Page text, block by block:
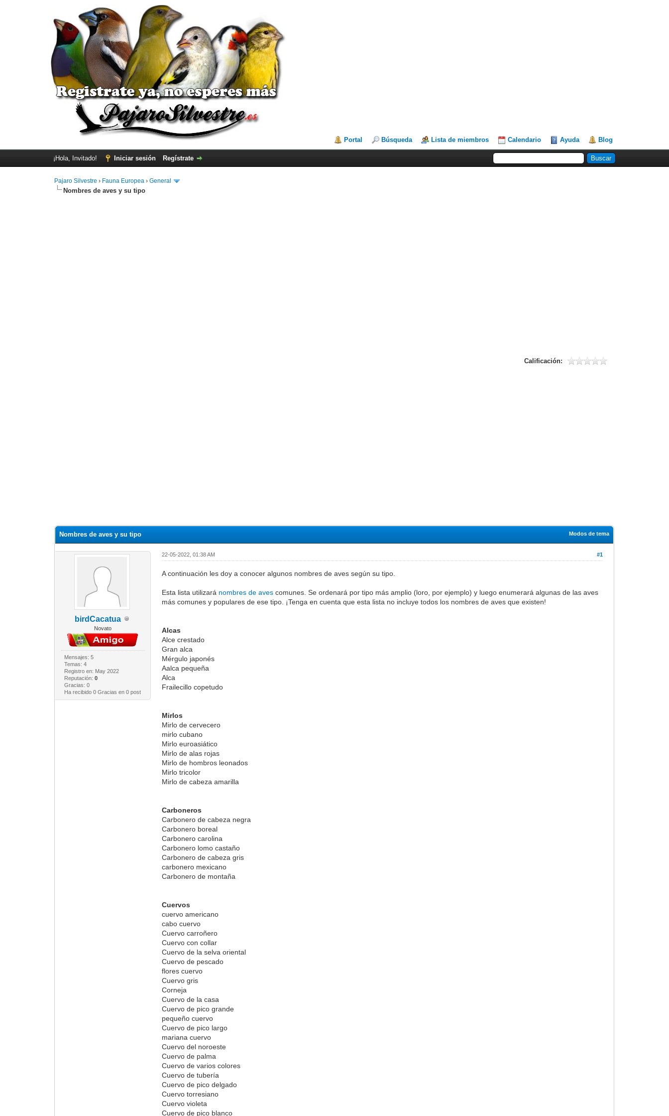
Portal Búsqueda Lista de miembros Calendario Ayuda Blog
¡Hola, Invitado! Iniciar sesión Regístrate
Pajaro Silvestre › Fauna Europea ›General
Nombres de aves y su tipo
Calificación:
Modos de tema
Nombres de aves y su tipo
birdCacatua
Novato
Mensajes: 5
Temas: 4
Registro en: May 2022
Reputación: 0
Gracias: 0
Ha recibido 0 Gracias en 0 post
#1
22-05-2022, 01:38 AM
A continuación les doy a conocer algunos nombres de aves según su tipo.
Esta lista utilizará nombres de aves comunes. Se ordenará por tipo más amplio (loro, por ejemplo) y luego enumerará algunas de las aves
más comunes y populares de ese tipo. ¡Tenga en cuenta que esta lista no incluye todos los nombres de aves que existen!
Alcas
Alce crestado
Gran alca
Mérgulo japonés
Aalca pequeña
Alca
Frailecillo copetudo
Mirlos
Mirlo de cervecero
mirlo cubano
Mirlo euroasiático
Mirlo de alas rojas
Mirlo de hombros leonados
Mirlo tricolor
Mirlo de cabeza amarilla
Carboneros
Carbonero de cabeza negra
Carbonero boreal
Carbonero carolina
Carbonero lomo castaño
Carbonero de cabeza gris
carbonero mexicano
Carbonero de montaña
Cuervos
cuervo americano
cabo cuervo
Cuervo carroñero
Cuervo con collar
Cuervo de la selva oriental
Cuervo de pescado
flores cuervo
Cuervo gris
Corneja
Cuervo de la casa
Cuervo de pico grande
pequeño cuervo
Cuervo de pico largo
mariana cuervo
Cuervo del noroeste
Cuervo de palma
Cuervo de varios colores
Cuervo de tubería
Cuervo de pico delgado
Cuervo torresiano
Cuervo violeta
Cuervo de pico blanco